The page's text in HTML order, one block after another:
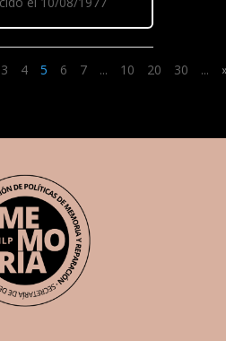
3 4 5 6 7 ... 10 20 30 ...